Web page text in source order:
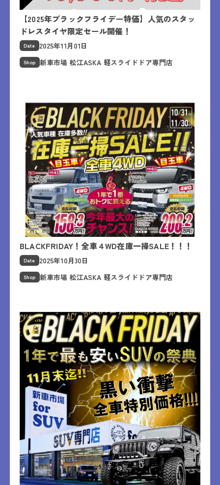
【2025年ブラックフライデー特価】人気のスタッ
ドレスタイヤ限定セール開催！
Date 2025年11月01日
Shop 新車市場 松江ASKA 軽スライドドア専門店
BLACKFRIDAY！全車４WD在庫一掃SALE！！！
Date 2025年10月30日
Shop 新車市場 松江ASKA 軽スライドドア専門店